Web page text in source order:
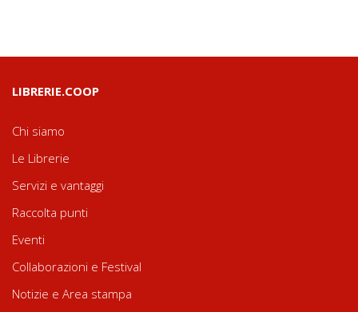
LIBRERIE.COOP
Chi siamo
Le Librerie
Servizi e vantaggi
Raccolta punti
Eventi
Collaborazioni e Festival
Notizie e Area stampa